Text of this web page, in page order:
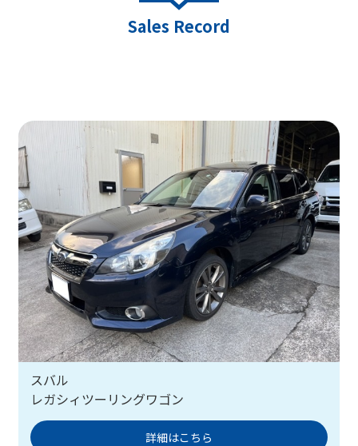
Sales Record
スバル
レガシィツーリングワゴン
詳細はこちら